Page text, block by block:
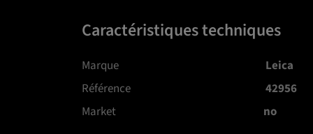
Caractéristiques techniques
Marque
Leica
Référence
42956
Market
no